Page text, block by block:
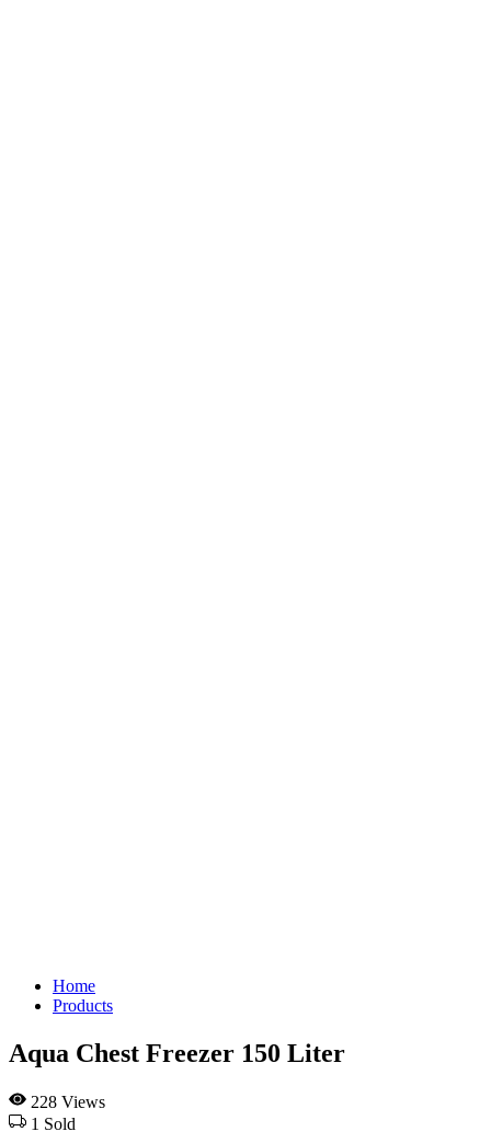
Home
Products
Aqua Chest Freezer 150 Liter
228 Views
1 Sold